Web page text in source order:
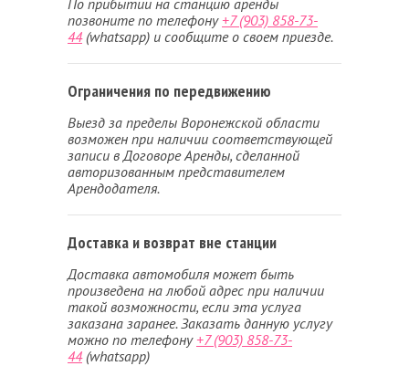
По прибытии на станцию аренды
позвоните по телефону +7 (903) 858-73-
44(whatsapp) и сообщите о своем приезде.
Ограничения по передвижению
Выезд за пределы Воронежской области
возможен при наличии соответствующей
записи в Договоре Аренды, сделанной
авторизованным представителем
Арендодателя.
Доставка и возврат вне станции
Доставка автомобиля может быть
произведена на любой адрес при наличии
такой возможности, если эта услуга
заказана заранее. Заказать данную услугу
можно по телефону +7 (903) 858-73-
44(whatsapp)